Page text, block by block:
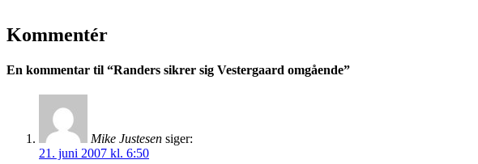
Kommentér
En kommentar til “Randers sikrer sig Vestergaard omgående”
Mike Justesen siger:
21. juni 2007 kl. 6:50